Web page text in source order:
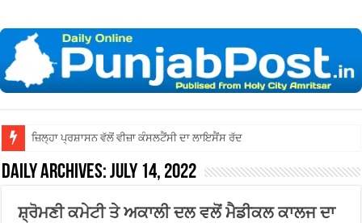
ਜ਼ਿਲ੍ਹਾ ਅੰਮ੍ਰਿਤਸਰ ਦੀ
Daily Archives:July 14, 2022
ਸ਼੍ਰੋਮਣੀ ਕਮੇਟੀ ਤੇ ਅਕਾਲੀ ਦਲ ਵਲੋਂ ਮੈਡੀਕਲ ਕਾਲਜ ਦਾ